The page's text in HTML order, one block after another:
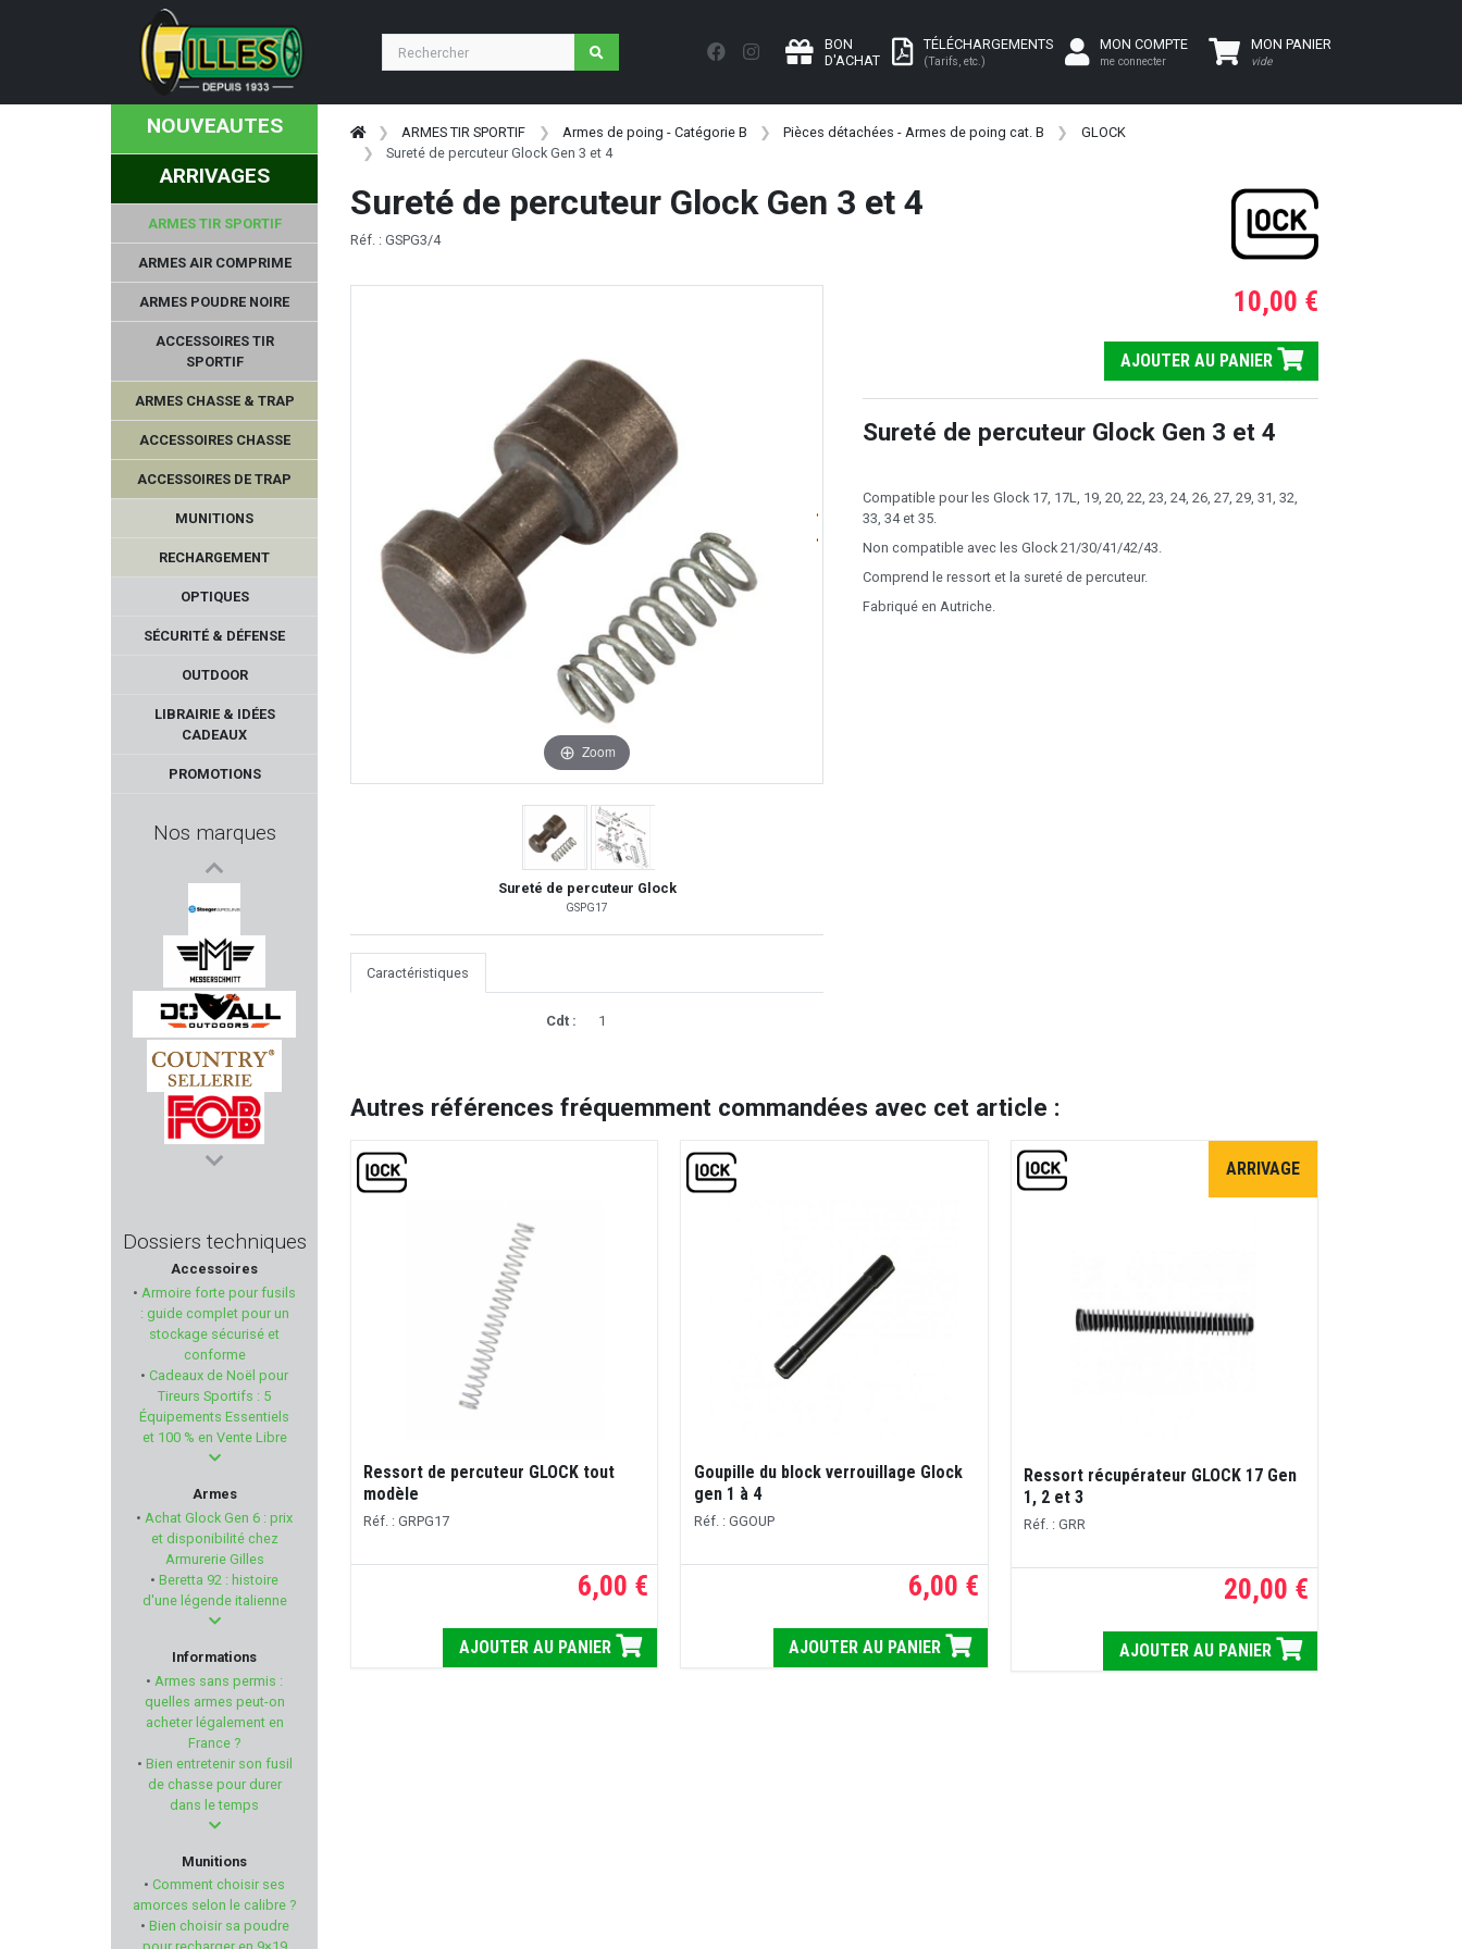
BON
D'ACHAT
TÉLÉCHARGEMENTS
(Tarifs, etc.)
MON COMPTE
me connecter
MON PANIER
vide
NOUVEAUTES
ARRIVAGES
ARMES TIR SPORTIF
ARMES AIR COMPRIME
ARMES POUDRE NOIRE
ACCESSOIRES TIR
SPORTIF
ARMES CHASSE & TRAP
ACCESSOIRES CHASSE
ACCESSOIRES DE TRAP
MUNITIONS
RECHARGEMENT
OPTIQUES
SÉCURITÉ & DÉFENSE
OUTDOOR
LIBRAIRIE & IDÉES
CADEAUX
PROMOTIONS
Nos marques
GSG - German Sport Gun
STOEGER
MESSERSCHMITT
DO ALL OUTDOORS
COUNTRY SELLERIE
FOB
SAPL
PARD
BIRCHWOOD-CASEY
ZASTAVA
REOLINK
AMEND2
TONI SYSTEM
T4E
MANURHIN
CHIRUCA
Dossiers techniques
Accessoires
• Armoire forte pour fusils
: guide complet pour un
stockage sécurisé et
conforme
• Cadeaux de Noël pour
Tireurs Sportifs : 5
Équipements Essentiels
et 100 % en Vente Libre
Armes
• Achat Glock Gen 6 : prix
et disponibilité chez
Armurerie Gilles
• Beretta 92 : histoire
d'une légende italienne
Informations
• Armes sans permis :
quelles armes peut-on
acheter légalement en
France ?
• Bien entretenir son fusil
de chasse pour durer
dans le temps
Munitions
• Comment choisir ses
amorces selon le calibre ?
• Bien choisir sa poudre
ARMES TIR SPORTIF Armes de poing - Catégorie B Pièces détachées - Armes de poing cat. B
GLOCK
Sureté de percuteur Glock Gen 3 et 4
Sureté de percuteur Glock Gen 3 et 4
Réf. : GSPG3/4
Zoom
Sureté de percuteur Glock
GSPG17
Caractéristiques
Cdt : 1
10,00 €
AJOUTER AU PANIER
Sureté de percuteur Glock Gen 3 et 4
Compatible pour les Glock 17, 17L, 19, 20, 22, 23, 24, 26, 27, 29, 31, 32,
33, 34 et 35.
Non compatible avec les Glock 21/30/41/42/43.
Comprend le ressort et la sureté de percuteur.
Fabriqué en Autriche.
Autres références fréquemment commandées avec cet article :
Ressort de percuteur GLOCK tout
modèle
Réf. : GRPG17
6,00 €
AJOUTER AU PANIER
Goupille du block verrouillage Glock
gen 1 à 4
Réf. : GGOUP
6,00 €
AJOUTER AU PANIER
ARRIVAGE
Ressort récupérateur GLOCK 17 Gen
1, 2 et 3
Réf. : GRR
20,00 €
AJOUTER AU PANIER